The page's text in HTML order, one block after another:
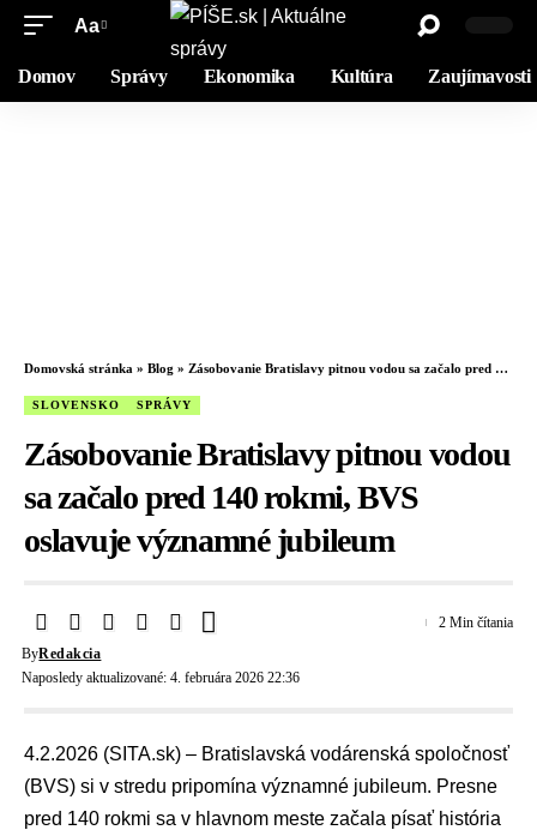
Aa
Domov Správy Ekonomika Kultúra Zaujímavosti
Domovská stránka » Blog » Zásobovanie Bratislavy pitnou vodou sa začalo pred 140 rokmi, BVS oslavuje významné jubileum
SLOVENSKO SPRÁVY
Zásobovanie Bratislavy pitnou vodou
sa začalo pred 140 rokmi, BVS
oslavuje významné jubileum
Naposledy aktualizované: 4. februára 2026 22:36
ByRedakcia
2 Min čítania
4.2.2026 (SITA.sk) – Bratislavská vodárenská spoločnosť
(BVS) si v stredu pripomína významné jubileum. Presne
pred 140 rokmi sa v hlavnom meste začala písať história